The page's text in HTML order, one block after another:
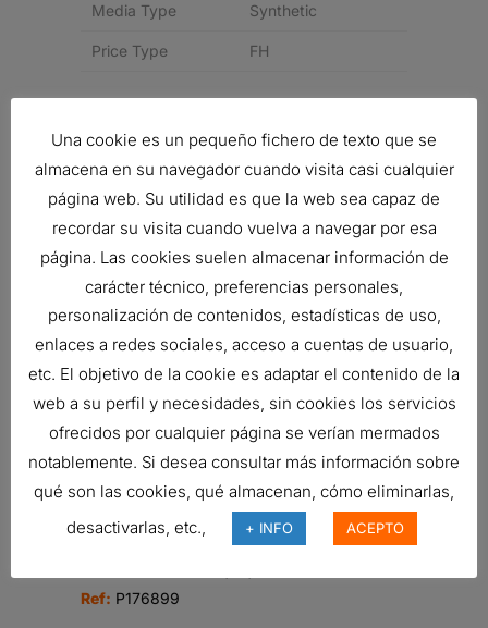
Media Type Synthetic
Price Type FH
RESPIRADERO, HIDRÁULICO
FILTRO HIDRÁULICO, SPIN-ON
DURAMAX
P164378
TAPA DE LLENADO HIDRÁULICA
Ref: P176899
Una cookie es un pequeño fichero de texto que se
almacena en su navegador cuando visita casi cualquier
página web. Su utilidad es que la web sea capaz de
recordar su visita cuando vuelva a navegar por esa
página. Las cookies suelen almacenar información de
carácter técnico, preferencias personales,
personalización de contenidos, estadísticas de uso,
enlaces a redes sociales, acceso a cuentas de usuario,
etc. El objetivo de la cookie es adaptar el contenido de la
web a su perfil y necesidades, sin cookies los servicios
ofrecidos por cualquier página se verían mermados
notablemente. Si desea consultar más información sobre
qué son las cookies, qué almacenan, cómo eliminarlas,
desactivarlas, etc.,
+ INFO ACEPTO